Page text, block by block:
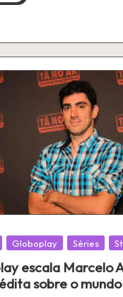
Globoplay Séries
escala Marcelo
sobre o